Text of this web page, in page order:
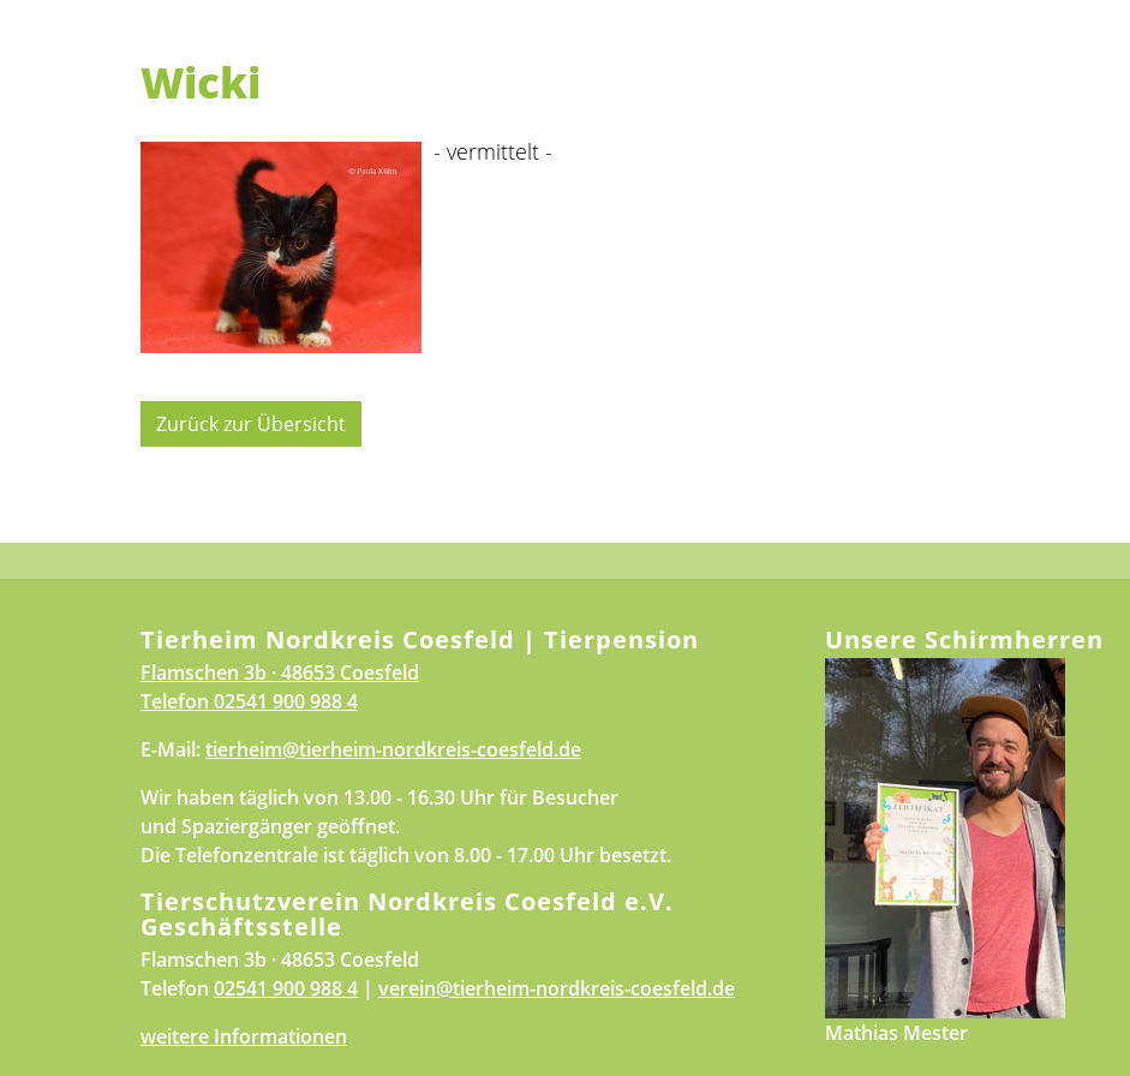
Wicki
- vermittelt -
Zurück zur Übersicht
Tierheim Nordkreis Coesfeld | Tierpension
Flamschen 3b · 48653 Coesfeld
Telefon 02541 900 988 4
E-Mail:tierheim@tierheim-nordkreis-coesfeld.de
Wir haben täglich von 13.00 - 16.30 Uhr für Besucher
und Spaziergänger geöffnet.
Die Telefonzentrale ist täglich von 8.00 - 17.00 Uhr besetzt.
Tierschutzverein Nordkreis Coesfeld e.V.
Geschäftsstelle
Flamschen 3b · 48653 Coesfeld
Telefon 02541 900 988 4 | verein@tierheim-nordkreis-coesfeld.de
weitere Informationen
Unsere Schirmherren
Mathias Mester